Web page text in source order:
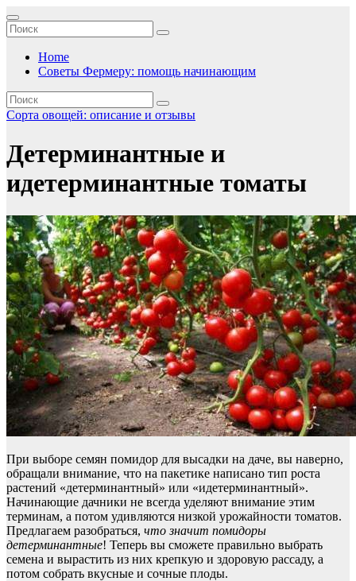
Перейти
к
содержимому
Home
Советы Фермеру: помощь начинающим
Сорта овощей: описание и отзывы
Детерминантные и
идетерминантные томаты
При выборе семян помидор для высадки на даче, вы наверно,
обращали внимание, что на пакетике написано тип роста
растений «детерминантный» или «идетерминантный».
Начинающие дачники не всегда уделяют внимание этим
терминам, а потом удивляются низкой урожайности томатов.
Предлагаем разобраться, что значит помидоры
детерминантные! Теперь вы сможете правильно выбрать
семена и вырастить из них крепкую и здоровую рассаду, а
потом собрать вкусные и сочные плоды.